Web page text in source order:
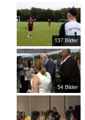
137 Bilder
54 Bilder